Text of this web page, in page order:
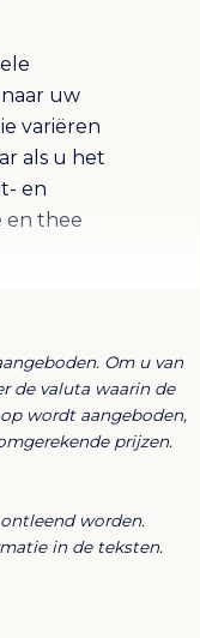
uw
variëren
als u het
en
en thee
Om u van
de valuta waarin de
wordt aangeboden,
prijzen.
worden.
in de teksten.